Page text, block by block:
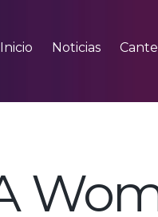
Inicio Noticias